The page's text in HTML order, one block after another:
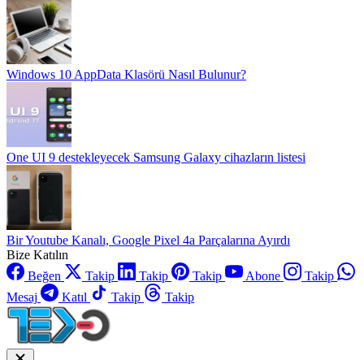
Windows 10 AppData Klasörü Nasıl Bulunur?
One UI 9 destekleyecek Samsung Galaxy cihazların listesi
Bir Youtube Kanalı, Google Pixel 4a Parçalarına Ayırdı
Bize Katılın
Beğen
Takip Takip Takip Abone
Takip
Mesaj
Katıl Takip Takip